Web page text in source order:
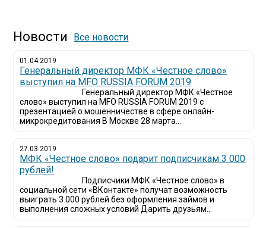
Новости Все новости
01.04.2019
Генеральный директор МФК «Честное слово»
выступил на MFO RUSSIA FORUM 2019
Генеральный директор МФК «Честное
слово» выступил на MFO RUSSIA FORUM 2019 с
презентацией о мошенничестве в сфере онлайн-
микрокредитования В Москве 28 марта...
27.03.2019
МФК «Честное слово» подарит подписчикам 3 000
рублей!
Подписчики МФК «Честное слово» в
социальной сети «ВКонтакте» получат возможность
выиграть 3 000 рублей без оформления займов и
выполнения сложных условий Дарить друзьям...